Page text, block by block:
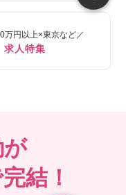
万円以上×東京など／
求人特集
結！